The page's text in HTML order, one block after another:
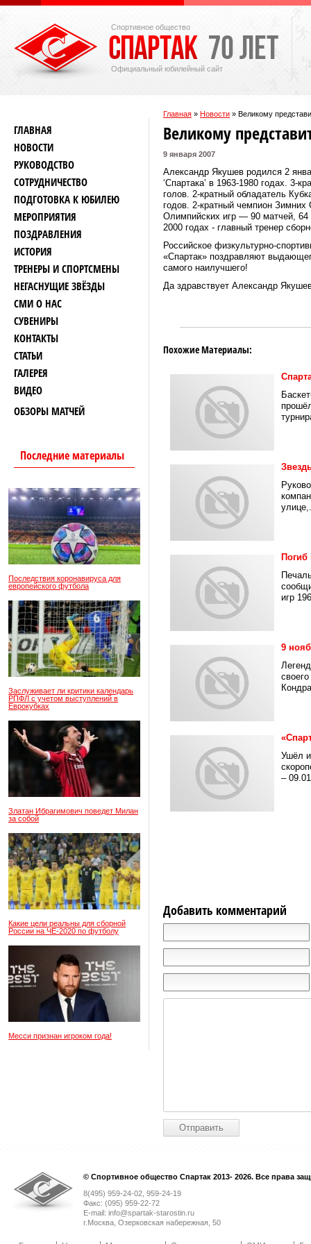
Спортивное общество
Официальный юбилейный сайт
Главная » Новости » Великому
ГЛАВНАЯ
НОВОСТИ
РУКОВОДСТВО
СОТРУДНИЧЕСТВО
ПОДГОТОВКА К ЮБИЛЕЮ
МЕРОПРИЯТИЯ
ПОЗДРАВЛЕНИЯ
ИСТОРИЯ
ТРЕНЕРЫ И СПОРТСМЕНЫ
НЕГАСНУЩИЕ ЗВЁЗДЫ
СМИ О НАС
СУВЕНИРЫ
КОНТАКТЫ
СТАТЬИ
ГАЛЕРЕЯ
ВИДЕО
ОБЗОРЫ МАТЧЕЙ
Последние материалы
Последствия коронавируса для
европейского футбола
Заслуживает ли критики календарь
РПФЛ с учетом выступлений в
Еврокубках
Златан Ибрагимович поведет Милан
за собой
Какие цели реальны для сборной
России на ЧЕ-2020 по футболу
Месси признан игроком года!
Великому
9 января 2007
Александр Якушев родился 2
‘Спартака’ в 1963-1980 годах.
голов. 2-кратный обладатель
годов. 2-кратный чемпион
Олимпийских игр — 90 матчей, 64
2000 годах ‑ главный тренер
Российское физкультурно-
«Спартак» поздравляют
самого наилучшего!
Да здравствует Александр
Похожие Материалы:
игр
9
Ушёл
–
Добавить комментарий
© Спортивное общество Спартак 2013- 2026. Все права
8(495) 959-24-02, 959-24-19
Факс: (095) 959-22-72
E-mail: info@spartak-starostin.ru
г.Москва, Озерковская набережная, 50